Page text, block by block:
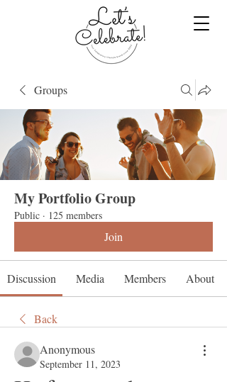
Groups
My Portfolio Group
Public · 125 members
Join
Discussion Media Members About
Back
Anonymous
September 11, 2023